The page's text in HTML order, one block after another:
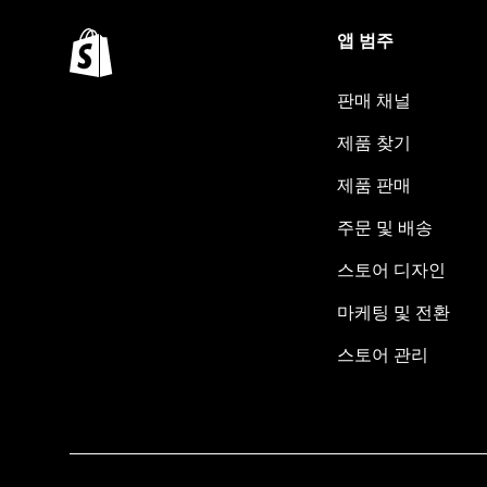
앱 범주
판매 채널
제품 찾기
제품 판매
주문 및 배송
스토어 디자인
마케팅 및 전환
스토어 관리